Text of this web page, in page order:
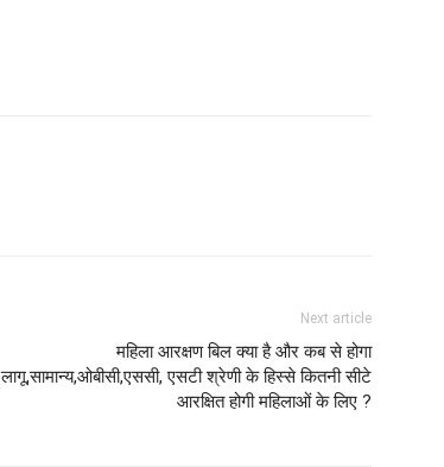
Next article
महिला आरक्षण बिल क्या है और कब से होगा
लागू,सामान्य,ओबीसी,एससी, एसटी श्रेणी के हिस्से कितनी सीटे
आरक्षित होगी महिलाओं के लिए ?